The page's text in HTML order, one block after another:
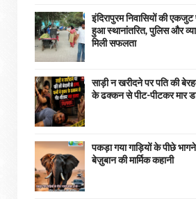
इंदिरापुरम निवासियों की
हुआ स्थानांतरित, पुलिस और
मिली सफलता
साड़ी न खरीदने पर पति की
के ढक्कन से पीट-पीटकर मार
पकड़ा गया गाड़ियों के पीछे
बेज़ुबान की मार्मिक कहानी